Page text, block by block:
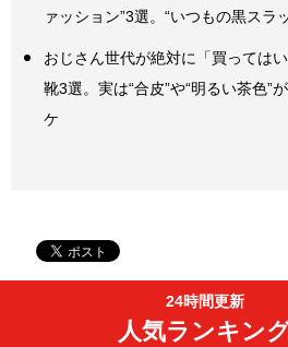
ァッション”3選。“いつもの黒スラ
おじさん世代が絶対に「買っては
靴3選。実は“合皮”や“明るい茶色”
ケ
24時間更新
人気ランキン